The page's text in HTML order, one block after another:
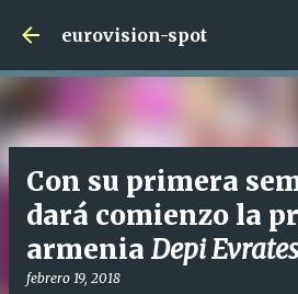
Ir al contenido
eurovision-spot
Con su primera
dará comienzo la
armenia Depi
febrero 19, 2018